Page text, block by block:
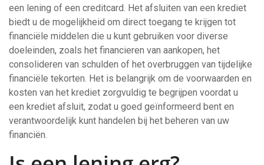
een lening of een creditcard. Het afsluiten van een krediet
biedt u de mogelijkheid om direct toegang te krijgen tot
financiële middelen die u kunt gebruiken voor diverse
doeleinden, zoals het financieren van aankopen, het
consolideren van schulden of het overbruggen van tijdelijke
financiële tekorten. Het is belangrijk om de voorwaarden en
kosten van het krediet zorgvuldig te begrijpen voordat u
een krediet afsluit, zodat u goed geïnformeerd bent en
verantwoordelijk kunt handelen bij het beheren van uw
financiën.